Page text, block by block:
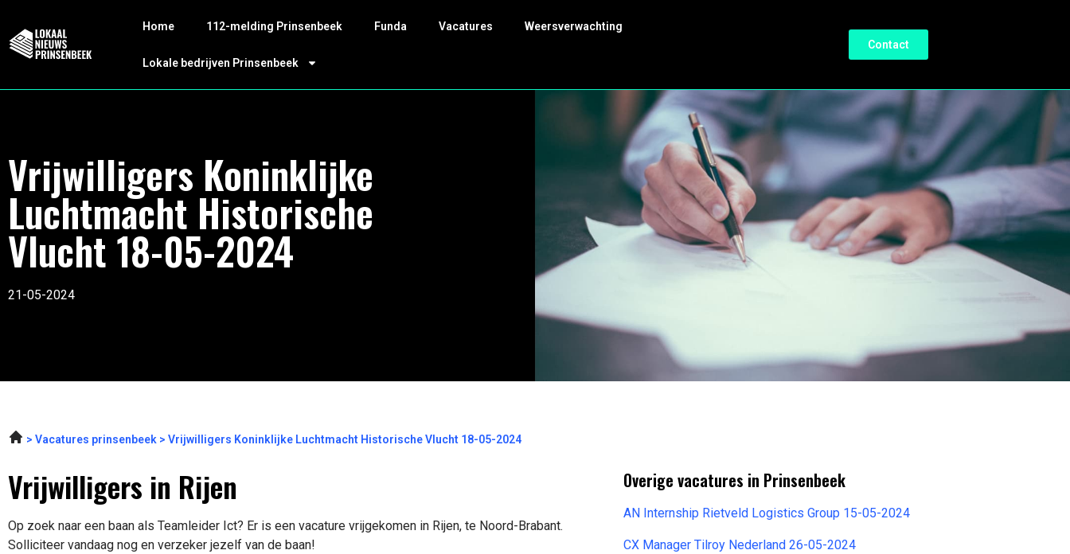
Home 112-melding Prinsenbeek Funda Vacatures Weersverwachting
Lokale bedrijven Prinsenbeek
Contact
Vrijwilligers Koninklijke
Luchtmacht Historische
Vlucht 18-05-2024
21-05-2024
Vacatures prinsenbeek Vrijwilligers Koninklijke Luchtmacht Historische Vlucht 18-05-2024
Vrijwilligers in Rijen
Op zoek naar een baan als Teamleider Ict? Er is een vacature vrijgekomen in Rijen, te Noord-Brabant.
Solliciteer vandaag nog en verzeker jezelf van de baan!
Overige vacatures in Prinsenbeek
AN Internship Rietveld Logistics Group 15-05-2024
CX Manager Tilroy Nederland 26-05-2024